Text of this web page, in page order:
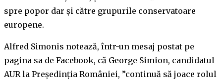
spre popor dar și către grupurile conservatoare
europene.
Alfred Simonis notează, într-un mesaj postat pe
pagina sa de Facebook, că George Simion, candidatul
AUR la Președinția României, ”continuă să joace rolul